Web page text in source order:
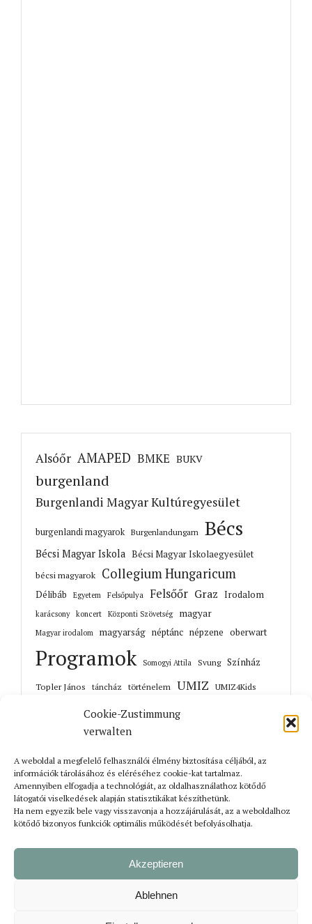
Cookie-Zustimmung
verwalten
A weboldal a megfelelő felhasználói élmény biztosítása céljából, az
információk tárolásához és eléréséhez cookie-kat tartalmaz.
Amennyiben elfogadja a technológiát, az oldalhasználathoz kötődő
látogatói viselkedések alapján statisztikákat készíthetünk.
Ha nem egyezik bele vagy visszavonja a hozzájárulását, az a weboldalhoz
kötődő bizonyos funkciók optimális működését befolyásolhatja.
Akzeptieren
Ablehnen
Alsóőr AMAPED BMKE BUKV
burgenland
Burgenlandi Magyar Kultúregyesület
burgenlandi magyarok Burgenlandungarn Bécs
Bécsi Magyar Iskola Bécsi Magyar Iskolaegyesület
bécsi magyarok Collegium Hungaricum
Délibáb Egyetem Felsőpulya Felsőőr Graz Irodalom
karácsony koncert Központi Szövetség magyar
Magyar irodalom magyarság néptánc népzene oberwart
Programok Somogyi Attila Svung Színház
Topler János táncház történelem UMIZ
UMIZ4Kids
Korábbi cikkek